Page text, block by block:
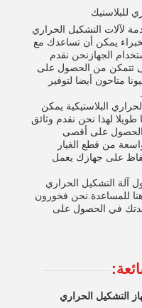
للبلاستيك
لآلات التشكيل الحراري
الخبراء يمكن أن تساعدك مع
الجهازنحن نقدم
تتمكن من الحصول على
متاحون أيضا لتوفير
البلاستيكية يمكن
لهذا نحن نقدم وثائق
الحصول على أقصى
من قطع الغيار
على جهازك يعمل
آلة التشكيل الحراري
هنا للمساعدة.نحن فخورون
في الحصول على
التشكيل الحراري